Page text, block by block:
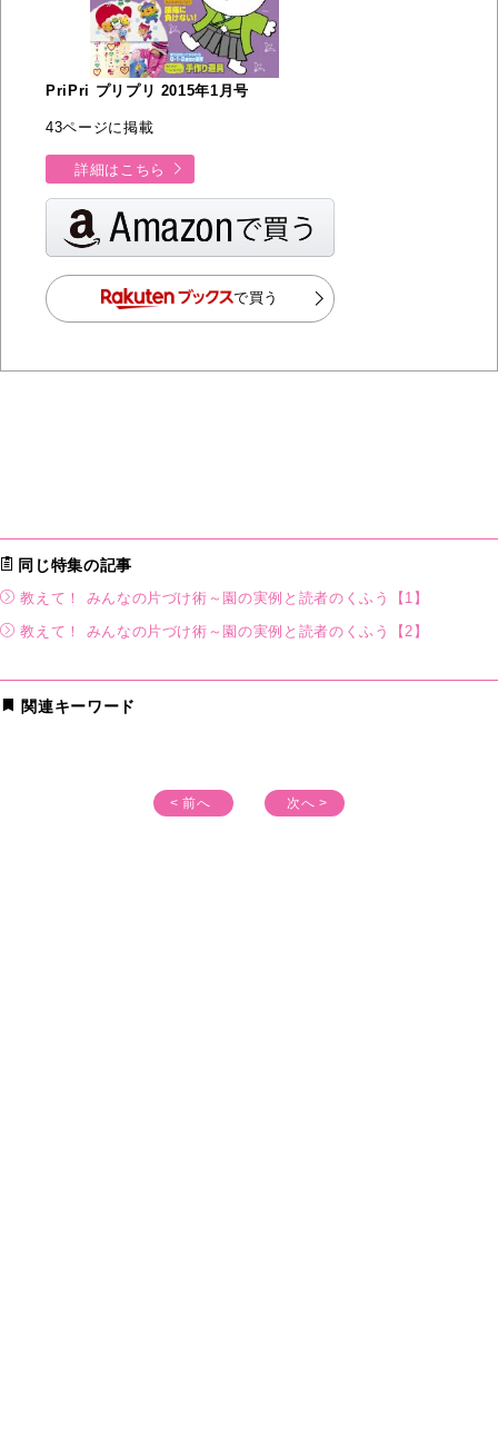
PriPri プリプリ 2015年1月号
43ページに掲載
詳細はこちら
で買う
同じ特集の記事
教えて！ みんなの片づけ術～園の実例と読者のくふう【1】
教えて！ みんなの片づけ術～園の実例と読者のくふう【2】
関連キーワード
< 前へ 次へ >